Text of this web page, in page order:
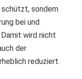
sondern
bei und
wird nicht
der
reduziert.